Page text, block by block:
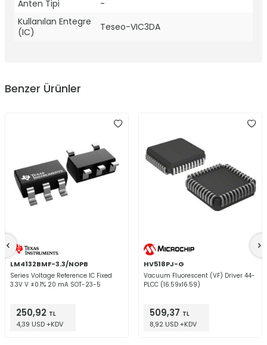
Anten Tipi
-
Kullanılan Entegre
(IC)
Teseo-VIC3DA
Benzer Ürünler
LM4132BMF-3.3/NOPB
Series Voltage Reference IC Fixed
3.3V V ±0.1% 20 mA SOT-23-5
250,92 TL
4,39 USD +KDV
HV518PJ-G
Vacuum Fluorescent (VF) Driver 44-
PLCC (16.59x16.59)
509,37 TL
8,92 USD +KDV